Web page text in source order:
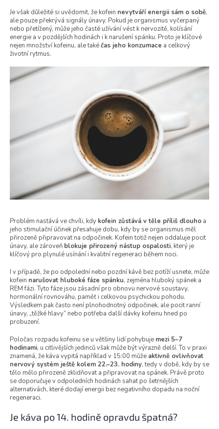
Je však důležité si uvědomit, že kofein nevytváří energii sám o sobě,
ale pouze překrývá signály únavy. Pokud je organismus vyčerpaný
nebo přetížený, může jeho časté užívání vést k nervozitě, kolísání
energie a v pozdějších hodinách i k narušení spánku. Proto je klíčové
nejen množství kofeinu, ale takéčas jeho konzumace a celkový
životní rytmus.
Problém nastává ve chvíli, kdy kofein zůstává v těle příliš dlouho a
jeho stimulační účinek přesahuje dobu, kdy by se organismus měl
přirozeně připravovat na odpočinek. Kofein totiž nejen oddaluje pocit
únavy, ale zároveň blokuje přirozený nástup ospalosti, který je
klíčový pro plynulé usínání i kvalitní regeneraci během noci.
I v případě, že po odpolední nebo pozdní kávě bez potíží usnete, může
kofein narušovat hluboké fáze spánku, zejména hluboký spánek a
REM fázi. Tyto fáze jsou zásadní pro obnovu nervové soustavy,
hormonální rovnováhu, paměť i celkovou psychickou pohodu.
Výsledkem pak často není plnohodnotný odpočinek, ale pocit ranní
únavy, „těžké hlavy“ nebo potřeba další dávky kofeinu hned po
probuzení.
Poločas rozpadu kofeinu se u většiny lidí pohybuje mezi 5–7
hodinami, u citlivějších jedinců však může být výrazně delší. To v praxi
znamená, že káva vypitá například v 15:00 může aktivně ovlivňovat
nervový systém ještě kolem 22.–23. hodiny, tedy v době, kdy by se
tělo mělo přirozeně zklidňovat a připravovat na spánek. Právě proto
se doporučuje v odpoledních hodinách sahat po šetrnějších
alternativách, které dodají energii bez negativního dopadu na noční
regeneraci.
Je káva po 14. hodině opravdu špatná?